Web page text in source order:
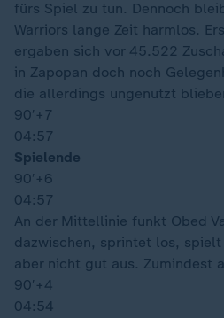
fürs Spiel zu tun. Dennoch
Warriors lange Zeit harmlos.
ergaben sich vor 45.522
in Zapopan doch noch
die allerdings ungenutzt
90′ +7
04:57
Spielende
90′ +6
04:57
An der Mittellinie funkt Obed
dazwischen, sprintet los,
aber nicht gut aus. Zumindest
90′ +4
04:54